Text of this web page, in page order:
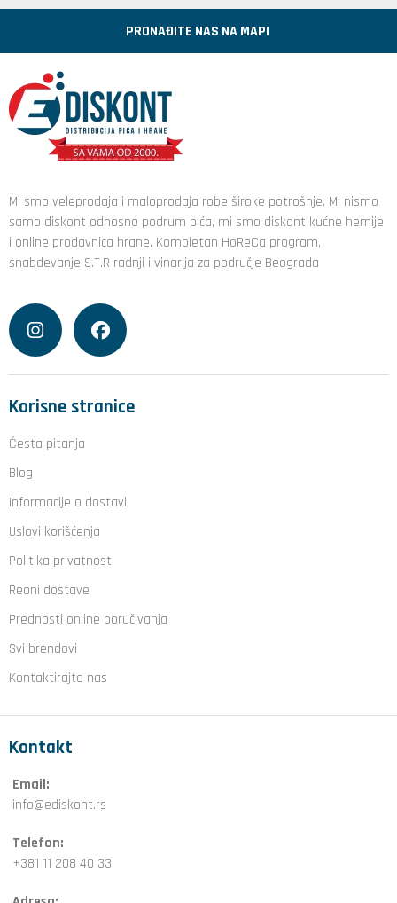
PRONAĐITE NAS NA MAPI
Mi smo veleprodaja i maloprodaja robe široke potrošnje. Mi nismo
samo diskont odnosno podrum pića, mi smo diskont kućne hemije
i online prodavnica hrane. Kompletan HoReCa program,
snabdevanje S.T.R radnji i vinarija za područje Beograda
Korisne stranice
Česta pitanja
Blog
Informacije o dostavi
Uslovi korišćenja
Politika privatnosti
Reoni dostave
Prednosti online poručivanja
Svi brendovi
Kontaktirajte nas
Kontakt
Email:
info@ediskont.rs
Telefon:
+381 11 208 40 33